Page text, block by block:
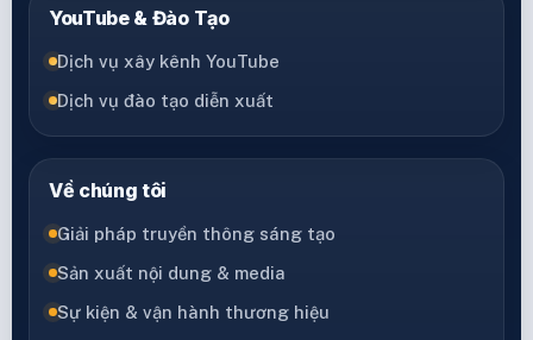
YouTube & Đào Tạo
Dịch vụ xây kênh YouTube
Dịch vụ đào tạo diễn xuất
Về chúng tôi
Giải pháp truyền thông sáng tạo
Sản xuất nội dung & media
Sự kiện & vận hành thương hiệu